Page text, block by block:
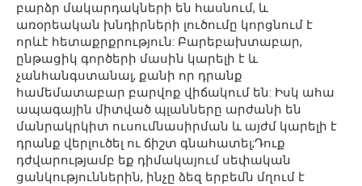
բարձր մակարդակների են հասնում, և
առօրեական խնդիրների լուծումը կորցնում է
որևէ հետաքրքրություն: Բարեբախտաբար,
ընթացիկ գործերի մասին կարելի է և
չանհանգստանալ, քանի որ դրանք
համեմատաբար բարվոք վիճակում են: Իսկ ահա
ապագային միտված պլանները արժանի են
մանրակրկիտ ուսումնասիրման և այժմ կարելի է
դրանք վերլուծել ու ճիշտ գնահատել;Դուք
դժվարությամբ եք դիմակայում սեփական
ցանկություններին, ինչը ձեզ երբեմն մղում է